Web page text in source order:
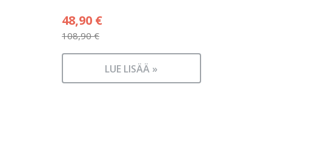
108,90€
Alkuperäinen
hinta
oli:
108,90 €.
48,90 €
Nykyinen
on:
LUE LISÄÄ »